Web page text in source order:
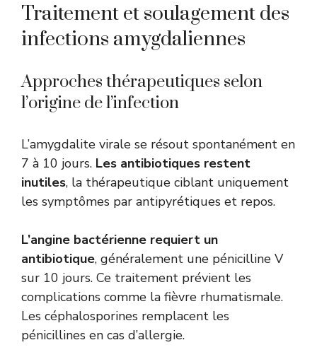
Traitement et soulagement des
infections amygdaliennes
Approches thérapeutiques selon
l’origine de l’infection
L’amygdalite virale se résout spontanément en
7 à 10 jours. Les antibiotiques restent
inutiles, la thérapeutique ciblant uniquement
les symptômes par antipyrétiques et repos.
L’angine bactérienne requiert un
antibiotique, généralement une pénicilline V
sur 10 jours. Ce traitement prévient les
complications comme la fièvre rhumatismale.
Les céphalosporines remplacent les
pénicillines en cas d’allergie.